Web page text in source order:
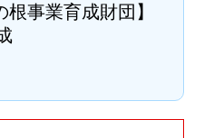
事業育成財団】